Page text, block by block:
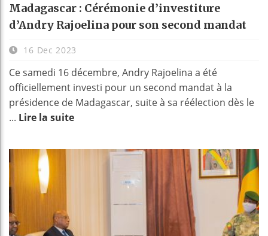
Madagascar : Cérémonie d’investiture
d’Andry Rajoelina pour son second mandat
16 Dec 2023
Ce samedi 16 décembre, Andry Rajoelina a été
officiellement investi pour un second mandat à la
présidence de Madagascar, suite à sa réélection dès le
... Lire la suite